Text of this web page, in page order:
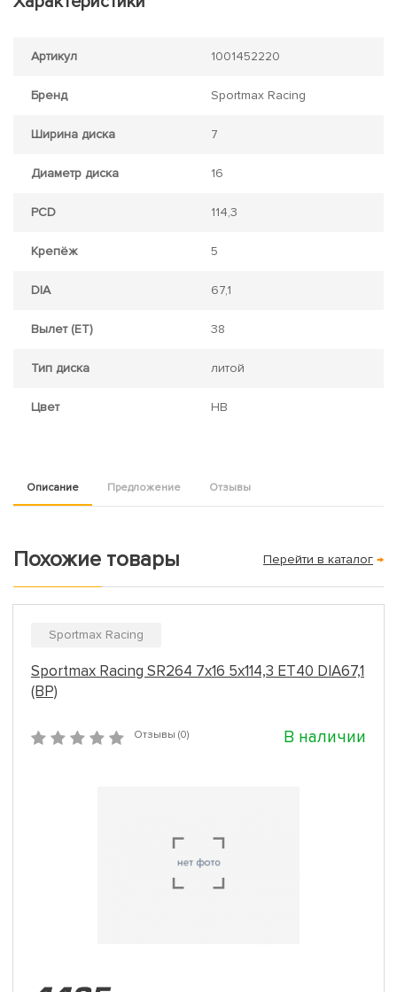
Артикул 1001452220
Бренд Sportmax Racing
Ширина диска 7
Диаметр диска 16
PCD 114,3
Крепёж 5
DIA 67,1
Вылет (ET) 38
Тип диска литой
Цвет HB
Описание Предложение Отзывы
Похожие товары Перейти в каталог →
Sportmax Racing
Sportmax Racing SR264 7x16 5x114,3 ET40 DIA67,1
(BP)
Отзывы (0) В наличии